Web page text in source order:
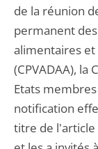
de la réunion
permanent
alimentaires
(CPVADAA),
Etats
notification
titre de l'article